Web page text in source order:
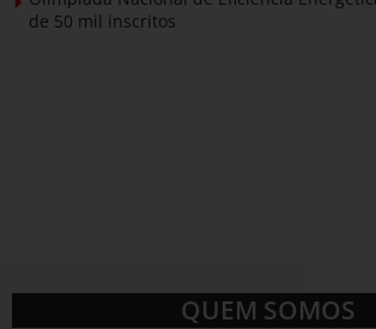
de 50 mil inscritos
QUEM SOMOS